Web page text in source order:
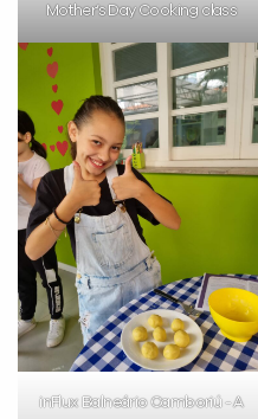
Mother’s Day Cooking class
inFlux Balneário Camboriú - A